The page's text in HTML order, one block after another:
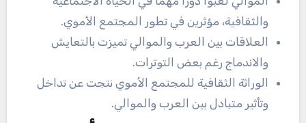
والثقافية، مؤثرين في تطور المجتمع الأموي.
العلاقات بين العرب والموالي تميزت بالتعايش
والاندماج رغم بعض التوترات.
الوراثة الثقافية للمجتمع الأموي نتجت عن تداخل
وتأثير متبادل بين العرب والموالي.